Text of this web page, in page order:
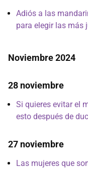
Adiós a las
para elegir las más
Noviembre 2024
28 noviembre
Si quieres evitar el
esto después de
27 noviembre
Las mujeres que